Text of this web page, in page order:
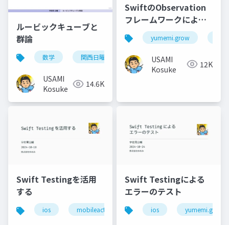
ルービックキューブと
群論
数学 関西日曜数学友の会
USAMI
Kosuke
14.6K
SwiftのObservation
フレームワークによる
値の監視yumemi.grow
USAMI
Kosuke
12K
Swift Testingを活用
する
ios mobileact
Swift Testingによる
エラーのテスト
ios yumemi.grow